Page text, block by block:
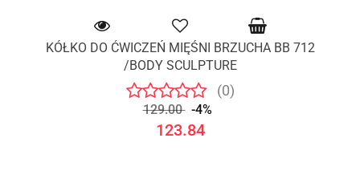
KÓŁKO DO ĆWICZEŃ MIĘŚNI BRZUCHA BB 712
/BODY SCULPTURE
(0)
129.00 -4%
123.84